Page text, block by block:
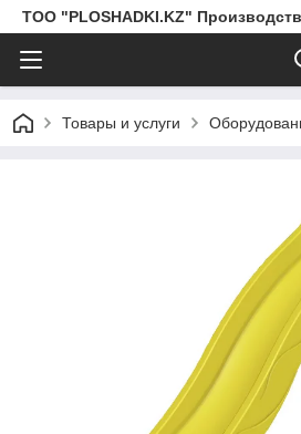
ТОО "PLOSHADKI.KZ"
Товары и услуги